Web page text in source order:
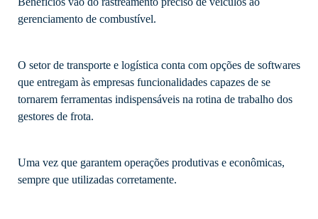
gerenciamento de combustível.
O setor de transporte e logística conta com opções de softwares
que entregam às empresas funcionalidades capazes de se
tornarem ferramentas indispensáveis na rotina de trabalho dos
gestores de frota.
Uma vez que garantem operações produtivas e econômicas,
sempre que utilizadas corretamente.